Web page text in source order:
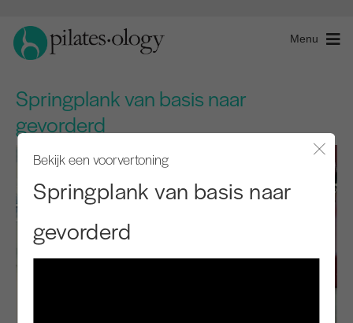
Menu
Springplank van basis naar
gevorderd
Bekijk een voorvertoning
Springplank van basis naar
gevorderd